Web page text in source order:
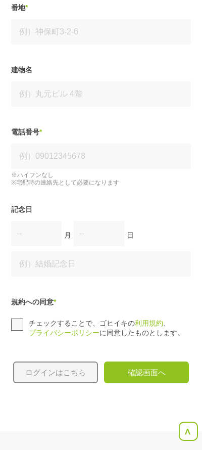
番地*
建物名
電話番号*
※ハイフンなし
※宅配時の連絡先として必要になります
記念日
月 日
規約への同意*
チェックすることで、ゴヒイキの利用規約
プライバシーポリシーに同意したものとします。
ログインはこちら 確認画面へ
<